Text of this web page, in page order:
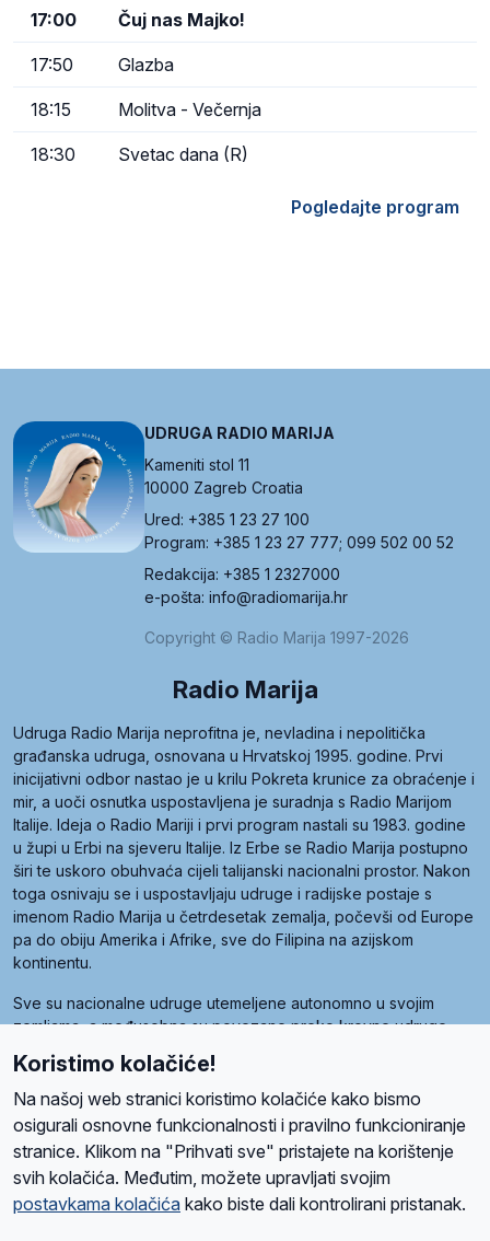
17:00 Čuj nas Majko!
17:50 Glazba
18:15 Molitva - Večernja
18:30 Svetac dana (R)
Pogledajte program
UDRUGA RADIO MARIJA
Kameniti stol 11
10000 Zagreb Croatia
Ured: +385 1 23 27 100
Program: +385 1 23 27 777; 099 502 00 52
Redakcija: +385 1 2327000
e-pošta: info@radiomarija.hr
Copyright © Radio Marija 1997-2026
Radio Marija
Udruga Radio Marija neprofitna je, nevladina i nepolitička
građanska udruga, osnovana u Hrvatskoj 1995. godine. Prvi
inicijativni odbor nastao je u krilu Pokreta krunice za obraćenje i
mir, a uoči osnutka uspostavljena je suradnja s Radio Marijom
Italije. Ideja o Radio Mariji i prvi program nastali su 1983. godine
u župi u Erbi na sjeveru Italije. Iz Erbe se Radio Marija postupno
širi te uskoro obuhvaća cijeli talijanski nacionalni prostor. Nakon
toga osnivaju se i uspostavljaju udruge i radijske postaje s
imenom Radio Marija u četrdesetak zemalja, počevši od Europe
pa do obiju Amerika i Afrike, sve do Filipina na azijskom
kontinentu.
Sve su nacionalne udruge utemeljene autonomno u svojim
zemljama, a međusobna su povezane preko krovne udruge
Radio Maria). Svjetsku obitelj utemeljilo je sedam članica, među
kojima je i hrvatska Udruga Radio Marija.
O namaRadio ProgramVolonteriPrijateljiKontaktPravila privatnosti
Koristimo kolačiće!
Na našoj web stranici koristimo kolačiće kako bismo
osigurali osnovne funkcionalnosti i pravilno funkcioniranje
stranice. Klikom na "Prihvati sve" pristajete na korištenje
svih kolačića. Međutim, možete upravljati svojim
postavkama kolačića kako biste dali kontrolirani pristanak.